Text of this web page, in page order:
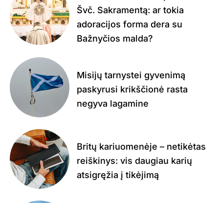
Švč. Sakramentą: ar tokia
adoracijos forma dera su
Bažnyčios malda?
Misijų tarnystei gyvenimą
paskyrusi krikščionė rasta
negyva lagamine
Britų kariuomenėje – netikėtas
reiškinys: vis daugiau karių
atsigręžia į tikėjimą